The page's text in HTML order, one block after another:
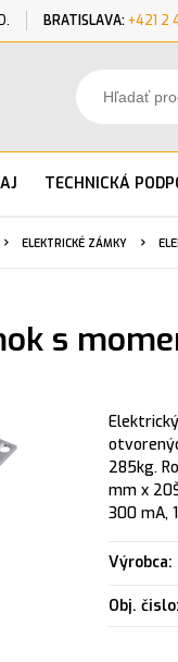
BRATISLAVA:+421 2
TECHNICKÁ
ELEKTRICKÉ ZÁMKY
s
285kg.
mm x
300 mA,
Výrobca:
Obj. čislo: